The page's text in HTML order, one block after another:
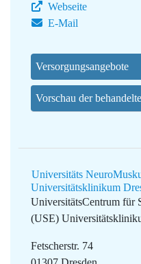
Webseite
E-Mail
Versorgungsangebote
Vorschau der
Universitäts
Universitätsklinikum
UniversitätsCentrum für
(USE)
Fetscherstr. 74